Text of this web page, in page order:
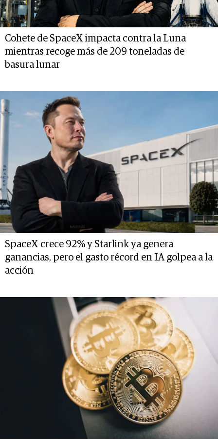
Cohete de SpaceX impacta contra la Luna
mientras recoge más de 209 toneladas de
basura lunar
SpaceX crece 92% y Starlink ya genera
ganancias, pero el gasto récord en IA golpea a la
acción